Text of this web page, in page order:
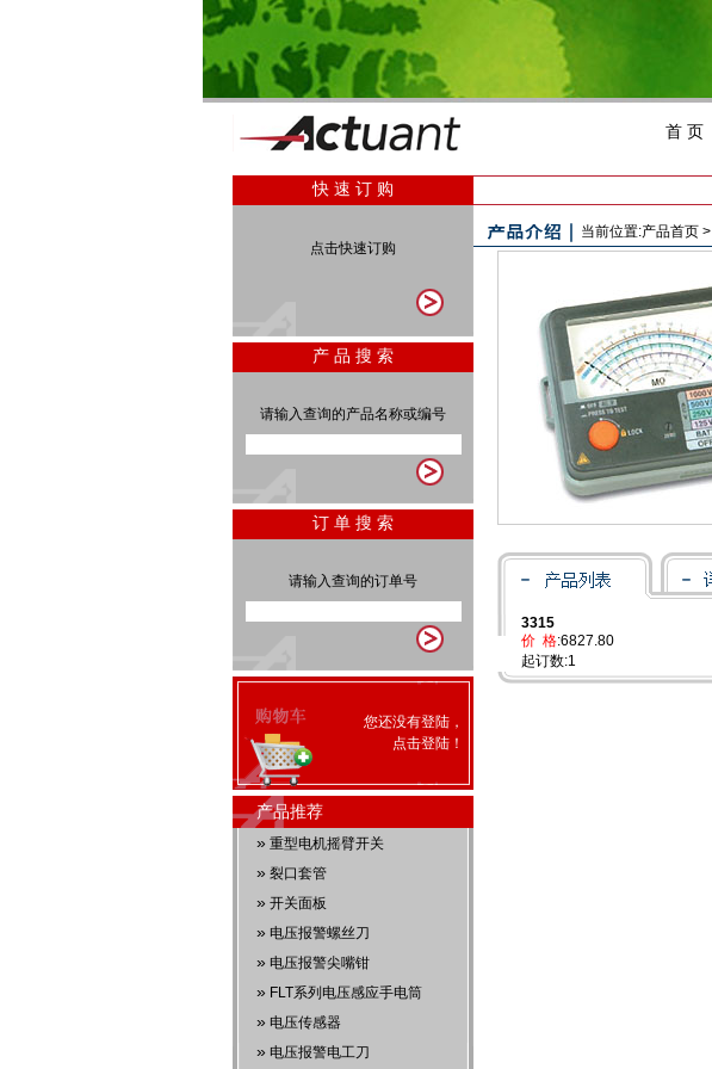
首 页
快 速 订 购
点击快速订购
产 品 搜 索
请输入查询的产品名称或编号
订 单 搜 索
请输入查询的订单号
您还没有登陆，
点击登陆 ！
产品推荐
» 重型电机摇臂开关
» 裂口套管
» 开关面板
» 电压报警螺丝刀
» 电压报警尖嘴钳
» FLT系列电压感应手电筒
» 电压传感器
» 电压报警电工刀
当前位置:产品首页 >
3315
价 格:6827.80
起订数:1